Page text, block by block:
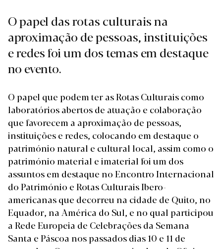
O papel das rotas culturais na
aproximação de pessoas, instituições
e redes foi um dos temas em destaque
no evento.
O papel que podem ter as Rotas Culturais como
laboratórios abertos de atuação e colaboração
que favorecem a aproximação de pessoas,
instituições e redes, colocando em destaque o
património natural e cultural local, assim como o
património material e imaterial foi um dos
assuntos em destaque no Encontro Internacional
do Património e Rotas Culturais Ibero-
americanas que decorreu na cidade de Quito, no
Equador, na América do Sul, e no qual participou
a Rede Europeia de Celebrações da Semana
Santa e Páscoa nos passados dias 10 e 11 de